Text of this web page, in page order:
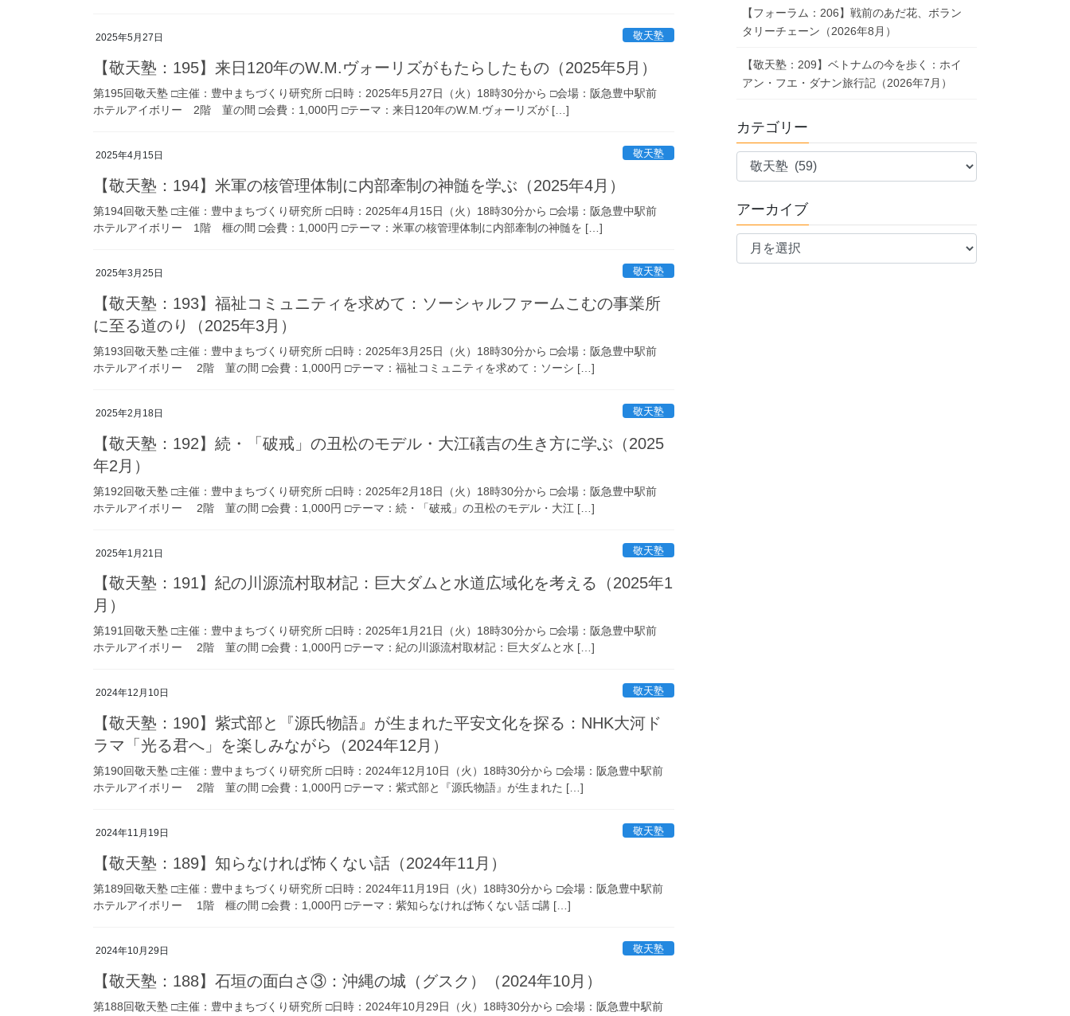
2025年5月27日 敬天塾
【敬天塾：195】来日120年のW.M.ヴォーリズがもたらしたもの（2025年5月）
第195回敬天塾 □主催：豊中まちづくり研究所 □日時：2025年5月27日（火）18時30分から □会場：阪急豊中駅前
ホテルアイボリー 2階 菫の間 □会費：1,000円 □テーマ：来日120年のW.M.ヴォーリズが […]
2025年4月15日 敬天塾
【敬天塾：194】米軍の核管理体制に内部牽制の神髄を学ぶ（2025年4月）
第194回敬天塾 □主催：豊中まちづくり研究所 □日時：2025年4月15日（火）18時30分から □会場：阪急豊中駅前
ホテルアイボリー 1階 榧の間 □会費：1,000円 □テーマ：米軍の核管理体制に内部牽制の神髄を […]
2025年3月25日 敬天塾
【敬天塾：193】福祉コミュニティを求めて：ソーシャルファームこむの事業所
に至る道のり（2025年3月）
第193回敬天塾 □主催：豊中まちづくり研究所 □日時：2025年3月25日（火）18時30分から □会場：阪急豊中駅前
ホテルアイボリー 2階 菫の間 □会費：1,000円 □テーマ：福祉コミュニティを求めて：ソーシ […]
2025年2月18日 敬天塾
【敬天塾：192】続・「破戒」の丑松のモデル・大江礒吉の生き方に学ぶ（2025
年2月）
第192回敬天塾 □主催：豊中まちづくり研究所 □日時：2025年2月18日（火）18時30分から □会場：阪急豊中駅前
ホテルアイボリー 2階 菫の間 □会費：1,000円 □テーマ：続・「破戒」の丑松のモデル・大江 […]
2025年1月21日 敬天塾
【敬天塾：191】紀の川源流村取材記：巨大ダムと水道広域化を考える（2025年1
月）
第191回敬天塾 □主催：豊中まちづくり研究所 □日時：2025年1月21日（火）18時30分から □会場：阪急豊中駅前
ホテルアイボリー 2階 菫の間 □会費：1,000円 □テーマ：紀の川源流村取材記：巨大ダムと水 […]
2024年12月10日 敬天塾
【敬天塾：190】紫式部と『源氏物語』が生まれた平安文化を探る：NHK大河ド
ラマ「光る君へ」を楽しみながら（2024年12月）
第190回敬天塾 □主催：豊中まちづくり研究所 □日時：2024年12月10日（火）18時30分から □会場：阪急豊中駅前
ホテルアイボリー 2階 菫の間 □会費：1,000円 □テーマ：紫式部と『源氏物語』が生まれた […]
2024年11月19日 敬天塾
【敬天塾：189】知らなければ怖くない話（2024年11月）
第189回敬天塾 □主催：豊中まちづくり研究所 □日時：2024年11月19日（火）18時30分から □会場：阪急豊中駅前
ホテルアイボリー 1階 榧の間 □会費：1,000円 □テーマ：紫知らなければ怖くない話 □講 […]
2024年10月29日 敬天塾
【敬天塾：188】石垣の面白さ③：沖縄の城（グスク）（2024年10月）
第188回敬天塾 □主催：豊中まちづくり研究所 □日時：2024年10月29日（火）18時30分から □会場：阪急豊中駅前
【フォーラム：206】戦前のあだ花、ボラン
タリーチェーン（2026年8月）
【敬天塾：209】ベトナムの今を歩く：ホイ
アン・フエ・ダナン旅行記（2026年7月）
カテゴリー
テ
リ
ー
アーカイブ
ア